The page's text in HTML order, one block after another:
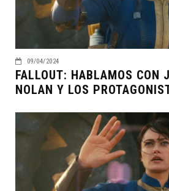
09/04/2024
FALLOUT: HABLAMOS CON
NOLAN Y LOS